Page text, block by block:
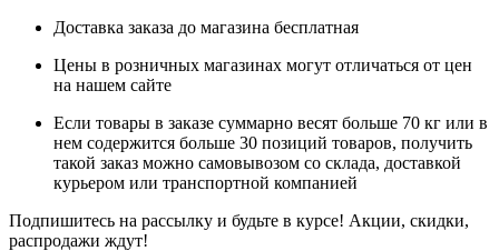
Доставка заказа до магазина бесплатная
Цены в розничных магазинах могут отличаться от цен
на нашем сайте
Если товары в заказе суммарно весят больше 70 кг или в
нем содержится больше 30 позиций товаров, получить
такой заказ можно самовывозом со склада, доставкой
курьером или транспортной компанией
Подпишитесь на рассылку и будьте в курсе! Акции, скидки,
распродажи ждут!